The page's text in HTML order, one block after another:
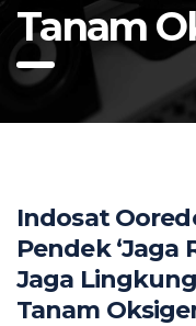
Tanam
Indosat
Pendek ‘Jaga
Jaga
Tanam